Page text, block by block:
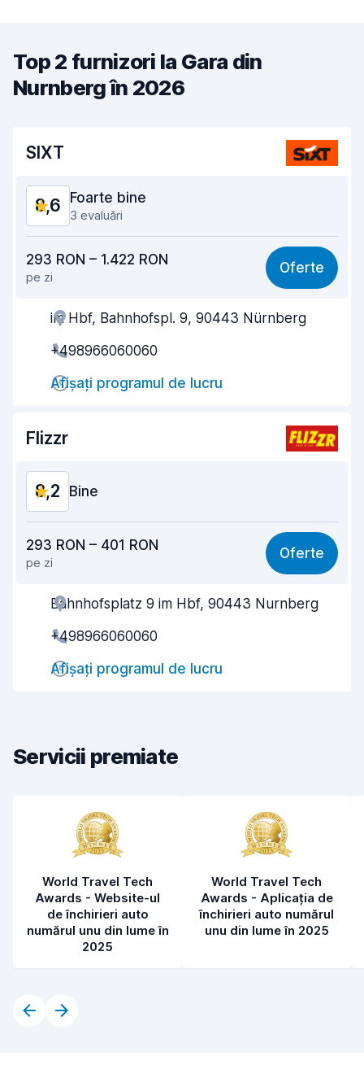
Top 2 furnizori la Gara din
Nurnberg în 2026
SIXT
8,6 Foarte bine
3 evaluări
8,5
Ușor de găsit 8,3
Amabilitatea agenților
Rapiditatea preluării
Rapiditatea predării
9,1
293 RON – 1.422 RON
pe zi
Oferte
im Hbf, Bahnhofspl. 9, 90443 Nürnberg
+498966060060
Afișați programul de lucru
Flizzr
8,2 Bine
7,6
Ușor de găsit 8,2
Amabilitatea agenților
Rapiditatea preluării
Rapiditatea predării
Starea mașinii
293 RON – 401 RON
pe zi
Oferte
Bahnhofsplatz 9 im Hbf, 90443 Nurnberg
+498966060060
Afișați programul de lucru
Servicii premiate
World Travel Tech
Awards - Website-ul
de închirieri auto
numărul unu din lume în
2025
World Travel Tech
Awards - Aplicația de
închirieri auto numărul
unu din lume în 2025